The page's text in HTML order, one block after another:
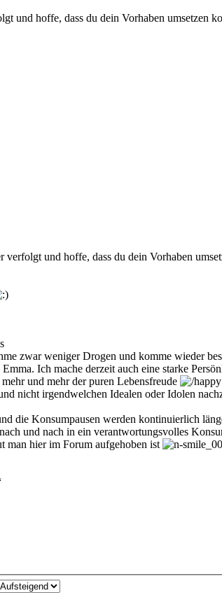
und hoffe, dass du dein Vorhaben umsetzen
und hoffe, dass du dein Vorhaben
zwar weniger Drogen und komme wieder
Ich mache derzeit auch eine starke
und mehr der puren Lebensfreude
nicht irgendwelchen Idealen oder Idolen
die Konsumpausen werden kontinuierlich
und nach in ein verantwortungsvolles
man hier im Forum aufgehoben ist